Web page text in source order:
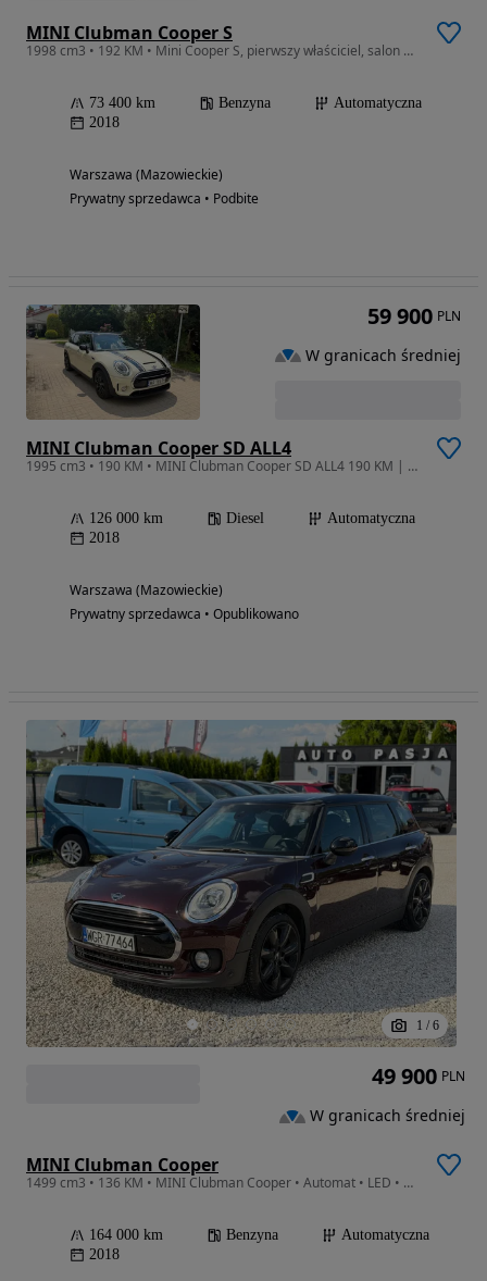
MINI Clubman Cooper S
1998 cm3 • 192 KM • Mini Cooper S, pierwszy właściciel, salon PL, 23% VAT, bezwypadkowy
73 400 km Benzyna
Automatyczna
2018
Warszawa (Mazowieckie)
Prywatny sprzedawca • Podbite
MINI Clubman Cooper SD ALL4
1995 cm3 • 190 KM • MINI Clubman Cooper SD ALL4 190 KM | 1 właściciel | bezwypadkowy
126 000 km Diesel
Automatyczna
2018
Warszawa (Mazowieckie)
Prywatny sprzedawca • Opublikowano
59 900 PLN
W granicach średniej
1 / 6
MINI Clubman Cooper
1499 cm3 • 136 KM • MINI Clubman Cooper • Automat • LED • Navi • Climatronic • 164 tys.
164 000 km Benzyna
Automatyczna
2018
49 900 PLN
W granicach średniej